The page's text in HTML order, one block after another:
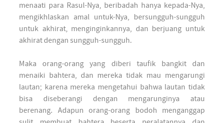
menaati para Rasul-Nya, beribadah hanya kepada-Nya,
mengikhlaskan amal untuk-Nya, bersungguh-sungguh
untuk akhirat, menginginkannya, dan berjuang untuk
akhirat dengan sungguh-sungguh.
Maka orang-orang yang diberi taufik bangkit dan
menaiki bahtera, dan mereka tidak mau mengarungi
lautan; karena mereka mengetahui bahwa lautan tidak
bisa diseberangi dengan mengarunginya atau
berenang. Adapun orang-orang bodoh menganggap